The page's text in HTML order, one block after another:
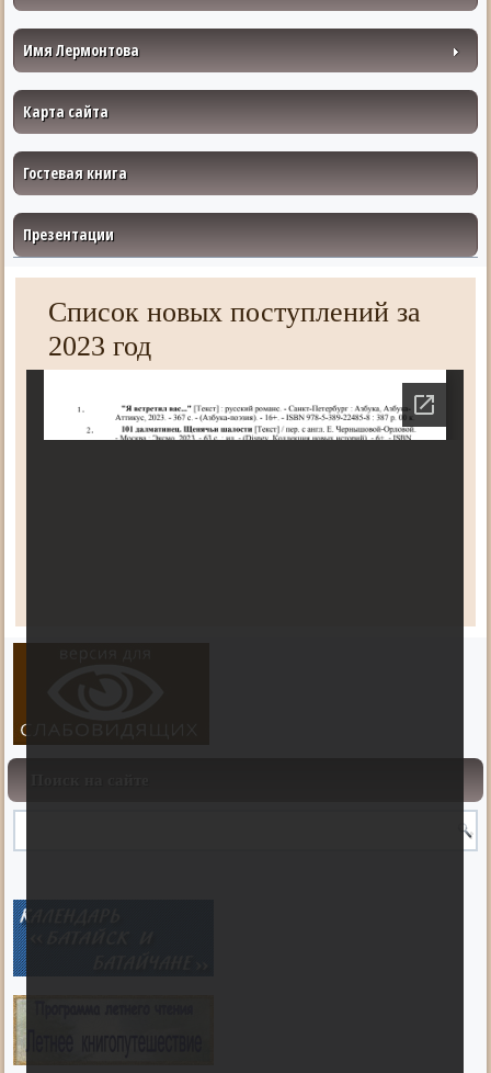
Имя Лермонтова
Карта сайта
Гостевая книга
Презентации
Список новых поступлений за
2023 год